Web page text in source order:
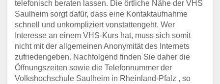
telefonisch beraten lassen. Die örtliche Nähe der VHS
Saulheim sorgt dafür, dass eine Kontaktaufnahme
schnell und unkompliziert vonstattengeht. Wer
Interesse an einem VHS-Kurs hat, muss sich somit
nicht mit der allgemeinen Anonymität des Internets
zufriedengeben. Nachfolgend finden Sie daher die
Öffnungszeiten sowie die Telefonnummer der
Volkshochschule Saulheim in Rheinland-Pfalz , so